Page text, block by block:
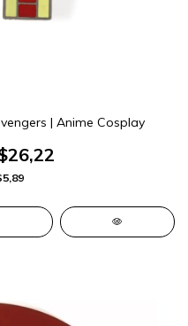
| Anime Cosplay